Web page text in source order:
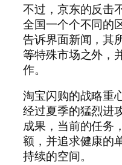
不过，京东的反击
全国一个个不同的
告诉界面新闻，其
等特殊市场之外，
作。
淘宝闪购的战略重
经过夏季的猛烈进
成果，当前的任务
额，并追求健康的
持续的空间。